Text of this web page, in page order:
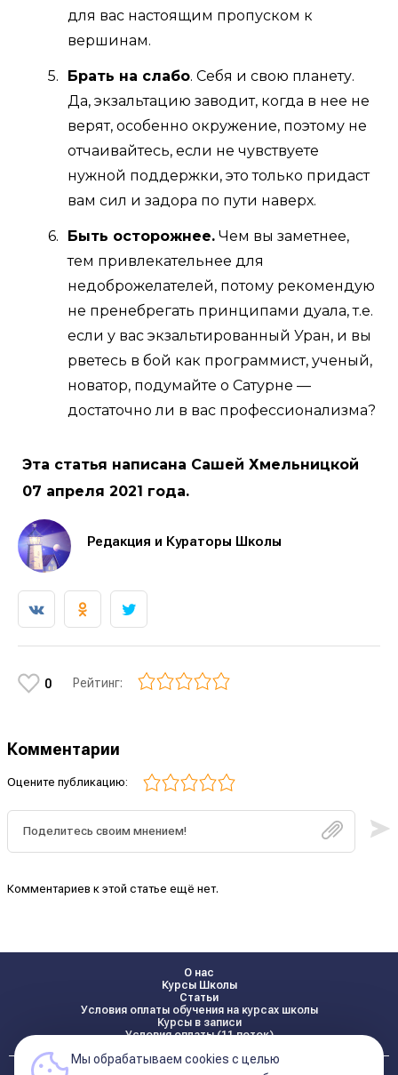
для вас настоящим пропуском к
вершинам.
Брать на слабо. Себя и свою планету.
Да, экзальтацию заводит, когда в нее не
верят, особенно окружение, поэтому не
отчаивайтесь, если не чувствуете
нужной поддержки, это только придаст
вам сил и задора по пути наверх.
Быть осторожнее. Чем вы заметнее,
тем привлекательнее для
недоброжелателей, потому рекомендую
не пренебрегать принципами дуала, т.е.
если у вас экзальтированный Уран, и вы
рветесь в бой как программист, ученый,
новатор, подумайте о Сатурне —
достаточно ли в вас профессионализма?
Эта статья написана Сашей Хмельницкой
07 апреля 2021 года.
Редакция и Кураторы Школы
0 Рейтинг:
Комментарии
Оцените публикацию:
Комментариев к этой статье ещё нет.
О нас
Курсы Школы
Статьи
Условия оплаты обучения на курсах школы
Курсы в записи
Условия оплаты (11 поток)
Мы обрабатываем cookies с целью